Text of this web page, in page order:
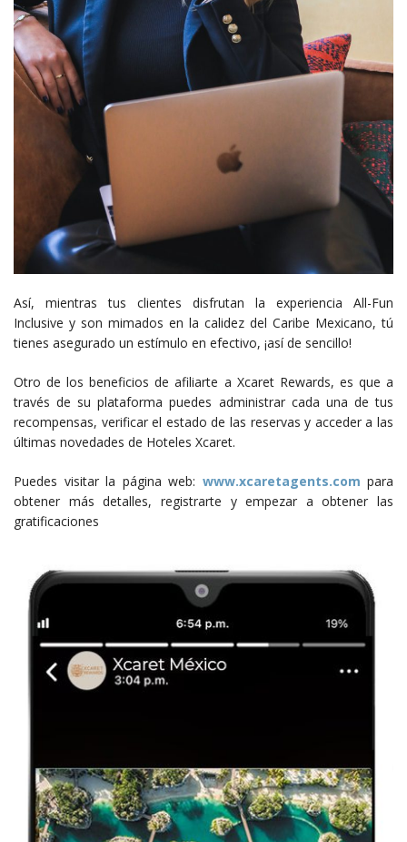
Así, mientras tus clientes disfrutan la experiencia All-Fun
Inclusive y son mimados en la calidez del Caribe Mexicano, tú
tienes asegurado un estímulo en efectivo, ¡así de sencillo!
Otro de los beneficios de afiliarte a Xcaret Rewards, es que a
través de su plataforma puedes administrar cada una de tus
recompensas, verificar el estado de las reservas y acceder a las
últimas novedades de Hoteles Xcaret.
Puedes visitar la página web: www.xcaretagents.com para
obtener más detalles, registrarte y empezar a obtener las
gratificaciones